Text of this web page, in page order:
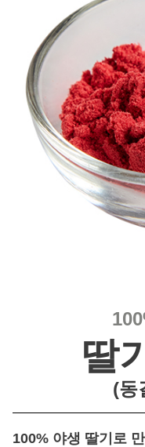
딸
(동
100% 야생 딸기로